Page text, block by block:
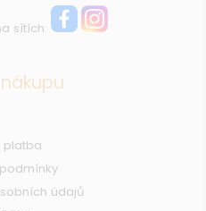
sítích:
platba
údajů